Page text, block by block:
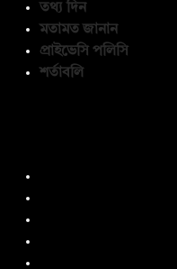
তথ্য দিন
মতামত জানান
প্রাইভেসি পলিসি
শর্তাবলি